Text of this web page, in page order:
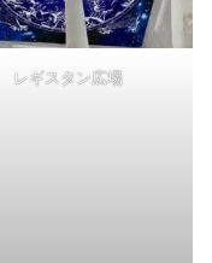
レギスタン広場